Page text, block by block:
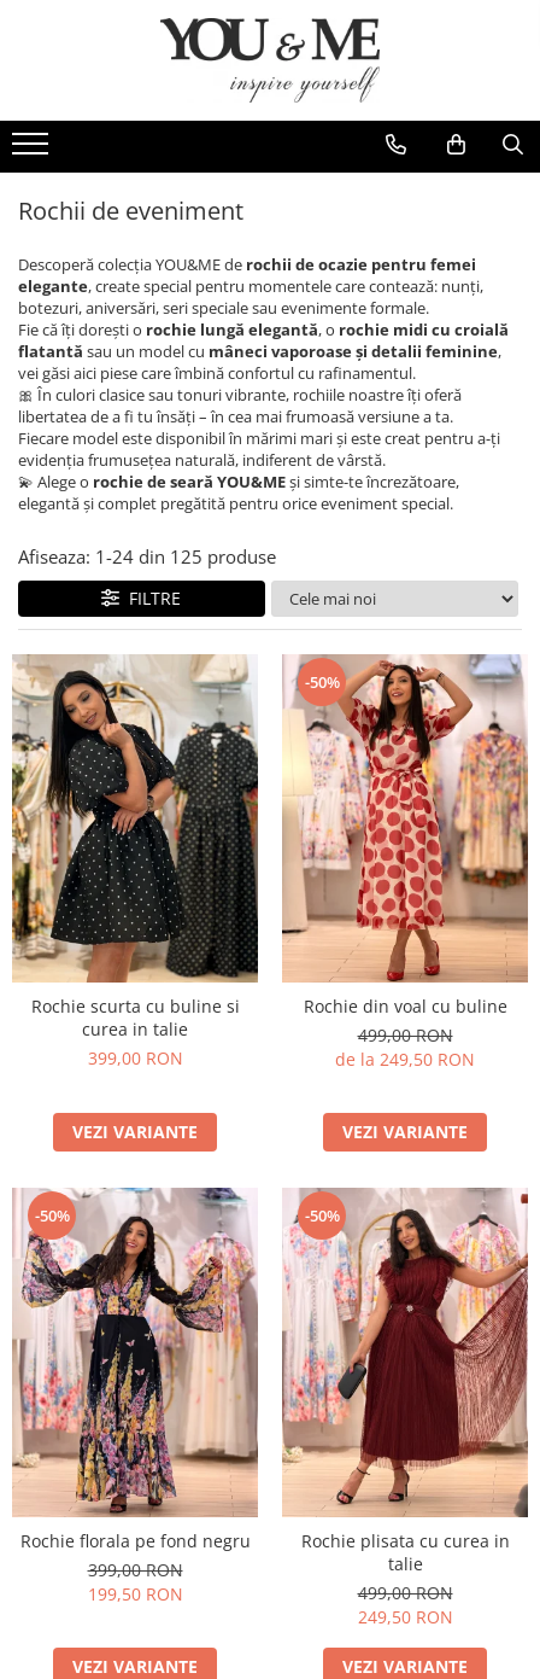
Bluze si camasi
Pantaloni
Geci si jachete
Rochii de eveniment
Compleuri si costume
Salopete
Tricouri si topuri
Fuste
Sacouri
Vesta
Costume de baie
Genti
Esarfe
Coliere si brose
Rochii de eveniment
Descoperă colecția YOU&ME de rochii de ocazie pentru femei
elegante, create special pentru momentele care contează: nunți,
botezuri, aniversări, seri speciale sau evenimente formale.
Fie că îți dorești o rochie lungă elegantă, o rochie midi cu croială
flatantă sau un model cu mâneci vaporoase și detalii feminine,
vei găsi aici piese care îmbină confortul cu rafinamentul.
🎀 În culori clasice sau tonuri vibrante, rochiile noastre îți oferă
libertatea de a fi tu însăți – în cea mai frumoasă versiune a ta.
Fiecare model este disponibil în mărimi mari și este creat pentru a-ți
evidenția frumusețea naturală, indiferent de vârstă.
💫 Alege o rochie de seară YOU&MEși simte-te încrezătoare,
elegantă și complet pregătită pentru orice eveniment special.
Afiseaza: 1-24 din 125 produse
FILTRE
Rochie scurta cu buline si
curea in talie
399,00 RON
VEZI VARIANTE
-50%
Rochie din voal cu buline
499,00 RON
de la 249,50 RON
VEZI VARIANTE
-50%
Rochie florala pe fond negru
399,00 RON
199,50 RON
VEZI VARIANTE
-50%
Rochie plisata cu curea in
talie
499,00 RON
249,50 RON
VEZI VARIANTE